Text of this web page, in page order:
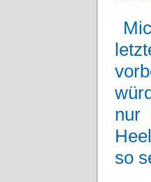
nur
so